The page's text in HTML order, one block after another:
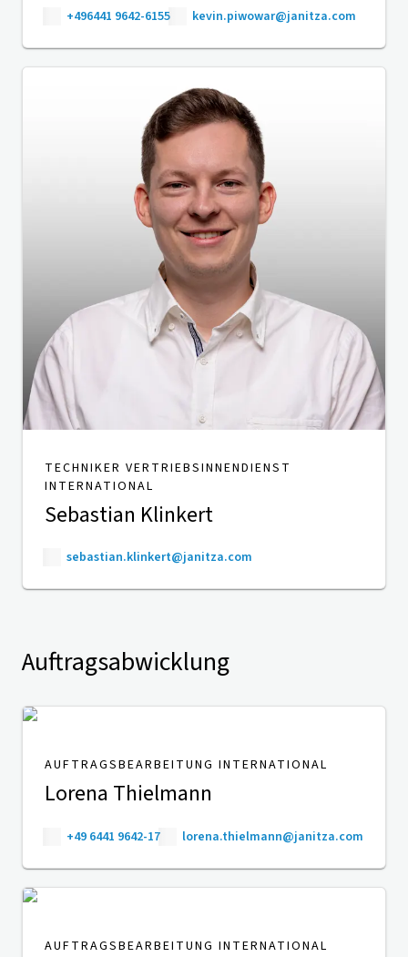
+496441 9642-6155 kevin.piwowar@janitza.com
TECHNIKER VERTRIEBSINNENDIENST
INTERNATIONAL
Sebastian Klinkert
sebastian.klinkert@janitza.com
Auftragsabwicklung
AUFTRAGSBEARBEITUNG INTERNATIONAL
Lorena Thielmann
+49 6441 9642-17 lorena.thielmann@janitza.com
AUFTRAGSBEARBEITUNG INTERNATIONAL